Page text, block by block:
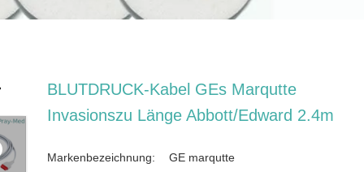
BLUTDRUCK-Kabel GEs Marqutte
Invasionszu Länge Abbott/Edward 2.4m
Markenbezeichnung: GE marqutte